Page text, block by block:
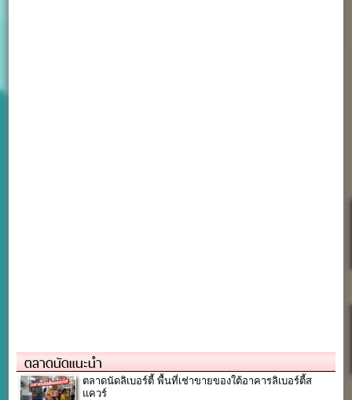
ตลาดนัดแนะนำ
ตลาดนัดลิเบอร์ตี้ พื้นที่เช่าขายของใต้อาคารลิเบอร์ตี้ส
แควร์